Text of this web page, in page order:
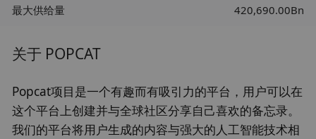
最大供给量 420,690.00Bn
关于 POPCAT
Popcat项目是一个有趣而有吸引力的平台，用户可以在
这个平台上创建并与全球社区分享自己喜欢的备忘录。
我们的平台将用户生成的内容与强大的人工智能技术相